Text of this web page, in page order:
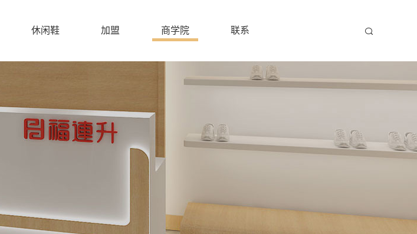
休闲鞋 加盟 商学院 联系